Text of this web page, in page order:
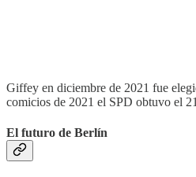
Giffey en diciembre de 2021 fue
comicios de 2021 el SPD obtuvo el
El futuro de Berlín